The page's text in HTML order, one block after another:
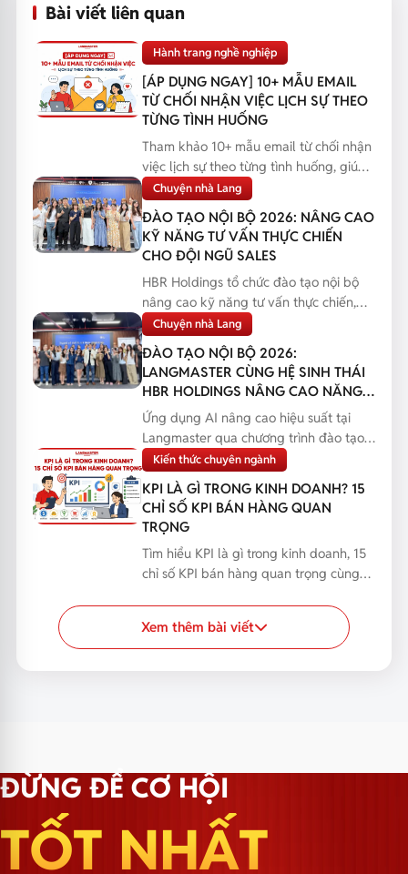
Bài viết liên quan
Hành trang nghề nghiệp
[ÁP DỤNG NGAY] 10+ MẪU EMAIL
TỪ CHỐI NHẬN VIỆC LỊCH SỰ THEO
TỪNG TÌNH HUỐNG
Tham khảo 10+ mẫu email từ chối nhận
việc lịch sự theo từng tình huống, giúp
bạn phản hồi...
Chuyện nhà Lang
ĐÀO TẠO NỘI BỘ 2026: NÂNG CAO
KỸ NĂNG TƯ VẤN THỰC CHIẾN
CHO ĐỘI NGŨ SALES
HBR Holdings tổ chức đào tạo nội bộ
nâng cao kỹ năng tư vấn thực chiến,
giúp đội ngũ Sales...
Chuyện nhà Lang
ĐÀO TẠO NỘI BỘ 2026:
LANGMASTER CÙNG HỆ SINH THÁI
HBR HOLDINGS NÂNG CAO NĂNG
LỰC ỨNG DỤNG AI
Ứng dụng AI nâng cao hiệu suất tại
Langmaster qua chương trình đào tạo
nội bộ 2026, giúp n...
Kiến thức chuyên ngành
KPI LÀ GÌ TRONG KINH DOANH? 15
CHỈ SỐ KPI BÁN HÀNG QUAN
TRỌNG
Tìm hiểu KPI là gì trong kinh doanh, 15
chỉ số KPI bán hàng quan trọng cùng
Xem thêm bài viết
ĐỪNG ĐỂ CƠ HỘI
TỐT NHẤT